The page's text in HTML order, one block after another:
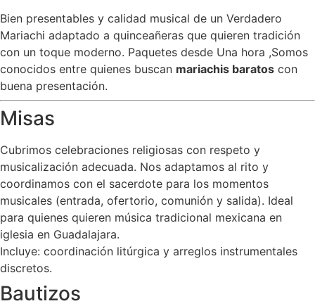
Bien presentables y calidad musical de un Verdadero
Mariachi adaptado a quinceañeras que quieren tradición
con un toque moderno. Paquetes desde Una hora ,Somos
conocidos entre quienes buscan mariachis baratos con
buena presentación.
Misas
Cubrimos celebraciones religiosas con respeto y
musicalización adecuada. Nos adaptamos al rito y
coordinamos con el sacerdote para los momentos
musicales (entrada, ofertorio, comunión y salida). Ideal
para quienes quieren música tradicional mexicana en
iglesia en Guadalajara.
Incluye: coordinación litúrgica y arreglos instrumentales
discretos.
Bautizos